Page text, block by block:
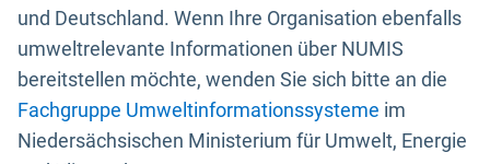
und Deutschland. Wenn Ihre Organisation ebenfalls
umweltrelevante Informationen über NUMIS
bereitstellen möchte, wenden Sie sich bitte an die
Fachgruppe Umweltinformationssysteme im
Niedersächsischen Ministerium für Umwelt, Energie